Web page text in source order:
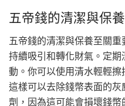
五帝錢的清潔與保
五帝錢的清潔與保養至關
持續吸引和轉化財氣。定
動。你可以使用清水輕輕擦
這樣可以去除錢幣表面的
劑，因為這可能會損壞錢幣